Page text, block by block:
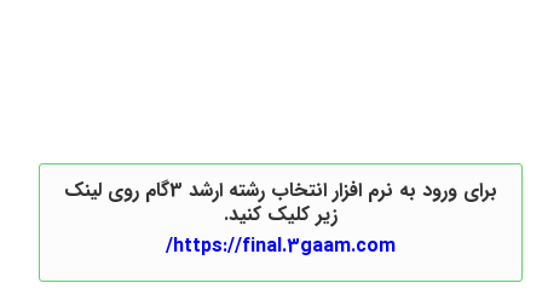
برای ورود به نرم افزار انتخاب رشته ارشد 3گام روی لینک
زیر کلیک کنید.
https://final.3gaam.com/